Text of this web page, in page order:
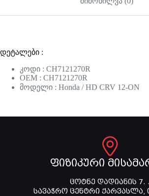
დეტალები :
კოდი : CH7121270R
OEM : CH7121270R
მოდელი : Honda / HD CRV 12-ON
ფიზიკური
ცოტნე დადიანის 7. .
სავაჭრო ცენტრი ქარვასლა,